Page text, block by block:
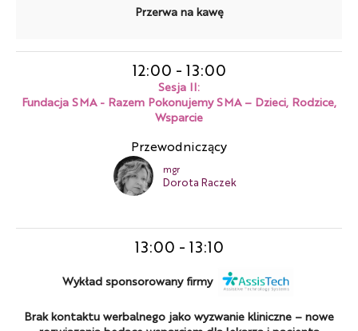
Przerwa na kawę
12:00 - 13:00
Sesja II:
Fundacja SMA - Razem Pokonujemy SMA – Dzieci, Rodzice,
Wsparcie
Przewodniczący
mgr
Dorota Raczek
13:00 - 13:10
Wykład sponsorowany firmy
Brak kontaktu werbalnego jako wyzwanie kliniczne – nowe